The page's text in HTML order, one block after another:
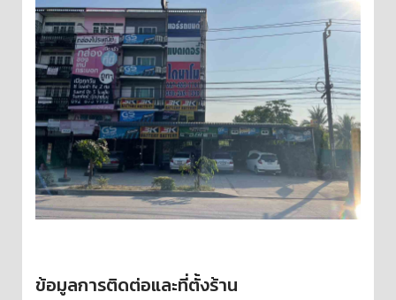
ข้อมูลการติดต่อและที่ตั้งร้าน